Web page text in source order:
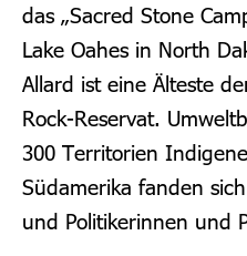
das „Sacred Stone
Lake Oahes in North
Allard ist eine Älteste
Rock-Reservat.
300 Territorien
Südamerika fanden
und Politikerinnen und